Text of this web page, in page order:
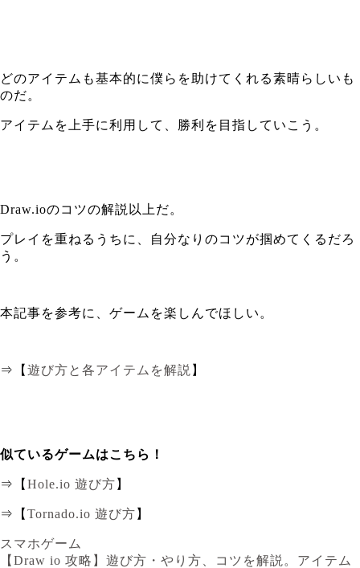
どのアイテムも基本的に僕らを助けてくれる素晴らしいも
のだ。
アイテムを上手に利用して、勝利を目指していこう。
Draw.ioのコツの解説以上だ。
プレイを重ねるうちに、自分なりのコツが掴めてくるだろ
う。
本記事を参考に、ゲームを楽しんでほしい。
⇒【 遊び方と各アイテムを解説 】
似ているゲームはこちら！
⇒【 Hole.io 遊び方 】
⇒【 Tornado.io 遊び方 】
スマホゲーム
【Draw io 攻略】遊び方・やり方、コツを解説。アイテム